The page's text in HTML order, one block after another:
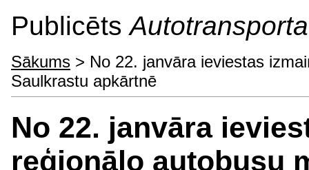
Publicēts
Sākums > No 22. janvāra ieviestas
Saulkrastu apkārtnē
No 22. janvāra
reģionālo autobusu